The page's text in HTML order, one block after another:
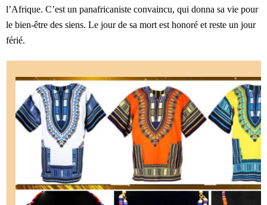
l’Afrique. C’est un panafricaniste convaincu, qui donna sa vie pour
le bien-être des siens. Le jour de sa mort est honoré et reste un jour
férié.